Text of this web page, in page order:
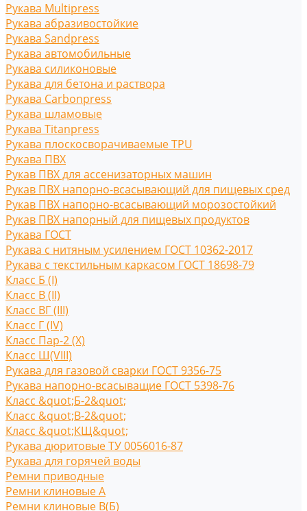
Рукава Multipress
Рукава абразивостойкие
Рукава Sandpress
Рукава автомобильные
Рукава силиконовые
Рукава для бетона и раствора
Рукава Carbonpress
Рукава шламовые
Рукава Titanpress
Рукава плоскосворачиваемые TPU
Рукава ПВХ
Рукав ПВХ для ассенизаторных машин
Рукав ПВХ напорно-всасывающий для пищевых сред
Рукав ПВХ напорно-всасывающий морозостойкий
Рукав ПВХ напорный для пищевых продуктов
Рукава ГОСТ
Рукава с нитяным усилением ГОСТ 10362-2017
Рукава с текстильным каркасом ГОСТ 18698-79
Класс Б (I)
Класс В (II)
Класс ВГ (III)
Класс Г (IV)
Класс Пар-2 (X)
Класс Ш(VIII)
Рукава для газовой сварки ГОСТ 9356-75
Рукава напорно-всасыващие ГОСТ 5398-76
Класс &quot;Б-2&quot;
Класс &quot;В-2&quot;
Класс &quot;КЩ&quot;
Рукава дюритовые ТУ 0056016-87
Рукава для горячей воды
Ремни приводные
Ремни клиновые A
Ремни клиновые В(Б)